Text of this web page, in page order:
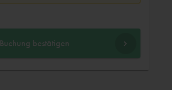
Buchung bestätigen